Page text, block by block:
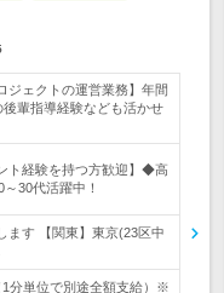
ジェクトの運営業務】年間
輩指導経験なども活かせ
ト経験を持つ方歓迎】◆高
30代活躍中！
ます 【関東】東京(23区中
1分単位で別途全額支給）※